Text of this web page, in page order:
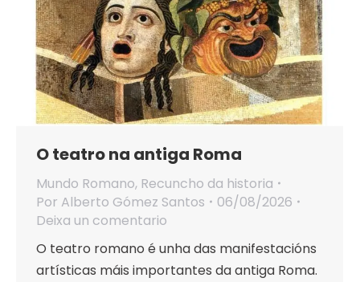
O teatro na antiga Roma
Mundo Romano, Recuncho da historia
Por Alberto Gómez Santos
06/08/2026
Deixa un comentario
O teatro romano é unha das manifestacións
artísticas máis importantes da antiga Roma.